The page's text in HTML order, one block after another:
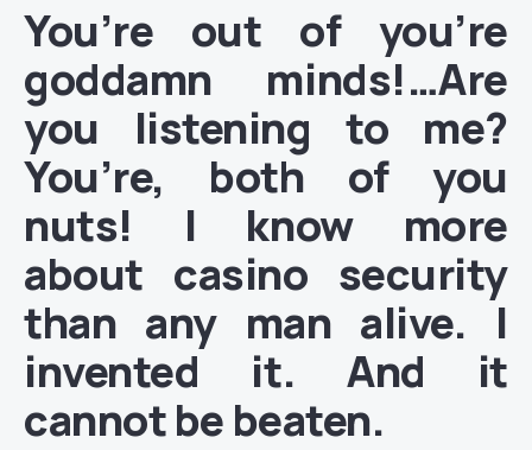
You’re out of you’re
goddamn minds!…Are
you listening to me?
You’re, both of you
nuts! I know more
about casino security
than any man alive. I
invented it. And it
cannot be beaten.